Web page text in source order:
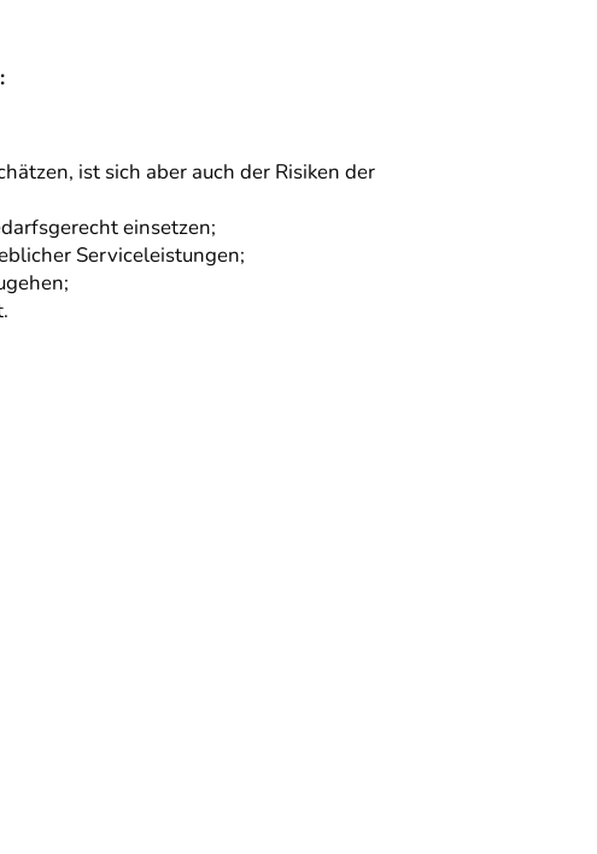
ist sich aber auch der Risiken der
einsetzen;
Serviceleistungen;